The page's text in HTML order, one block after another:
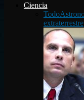
Ciencia
Todo
extraterrestre